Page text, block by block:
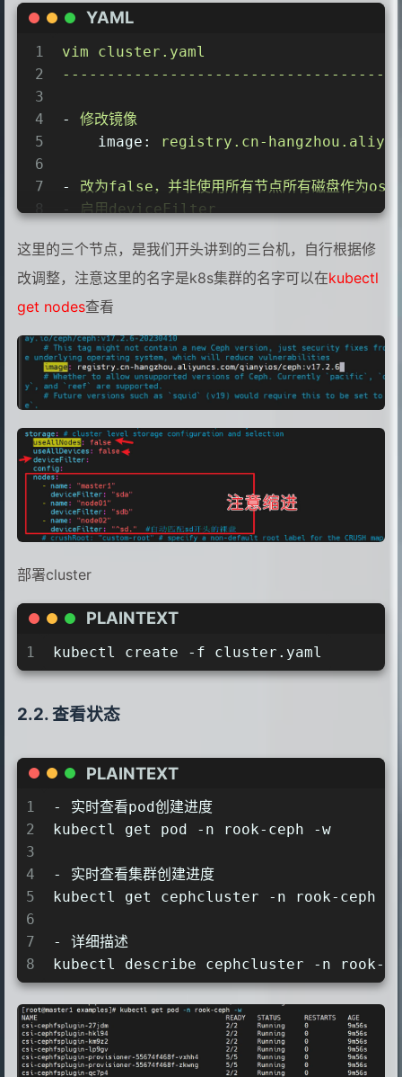
YAML
1
2
3
4
5
6
7
8
10
11
12
14
15
16
17
18
19
20
21
22
vim
cluster.yaml
-------------------------------------
-
修改镜像
image:
registry.cn-
-
改为false，并非使用所有节点所有磁盘作为osd
- 启用deviceFilter
- 会自动跳过非裸盘
storage: # cluster level storage
useAllNodes:
deviceFilter:
config:
nodes:
- name: "master1"
deviceFilter: "sda"
-
deviceFilter:
-
"node02"
deviceFilter:
这里的三个节点，是我们开头讲到的三台机，自行根据修
改调整，注意这里的名字是k8s集群的名字可以在kubectl
get nodes查看
部署cluster
PLAINTEXT
1 kubectl create -f cluster.yaml
查看状态
PLAINTEXT
1
2
3
4
5
6
7
8
- 实时查看pod创建进度
kubectl get pod -n rook-ceph -w
- 实时查看集群创建进度
kubectl get cephcluster -n rook-ceph
- 详细描述
kubectl describe cephcluster -n rook-